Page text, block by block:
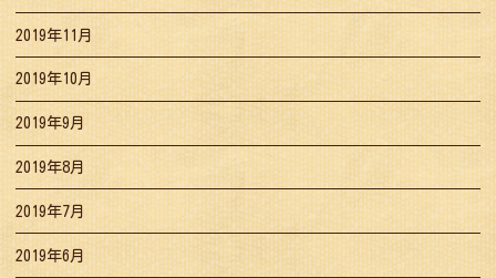
2019年11月
2019年10月
2019年9月
2019年8月
2019年7月
2019年6月